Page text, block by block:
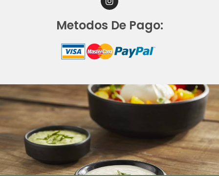
I
N
S
G
R
Metodos De Pago: